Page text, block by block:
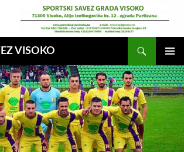
VISOKO
GLAVNI
MENI